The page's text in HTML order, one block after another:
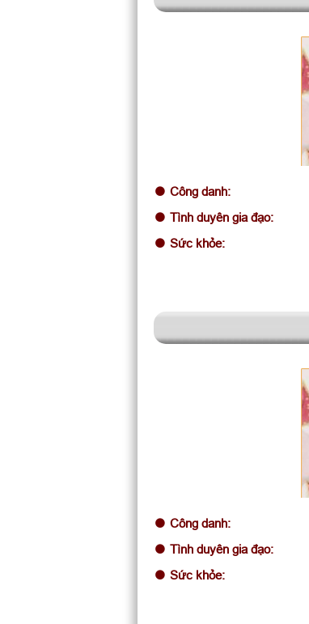
Công danh:
Tình duyên gia đạo:
Sức khỏe:
Công danh:
Tình duyên gia đạo:
Sức khỏe: